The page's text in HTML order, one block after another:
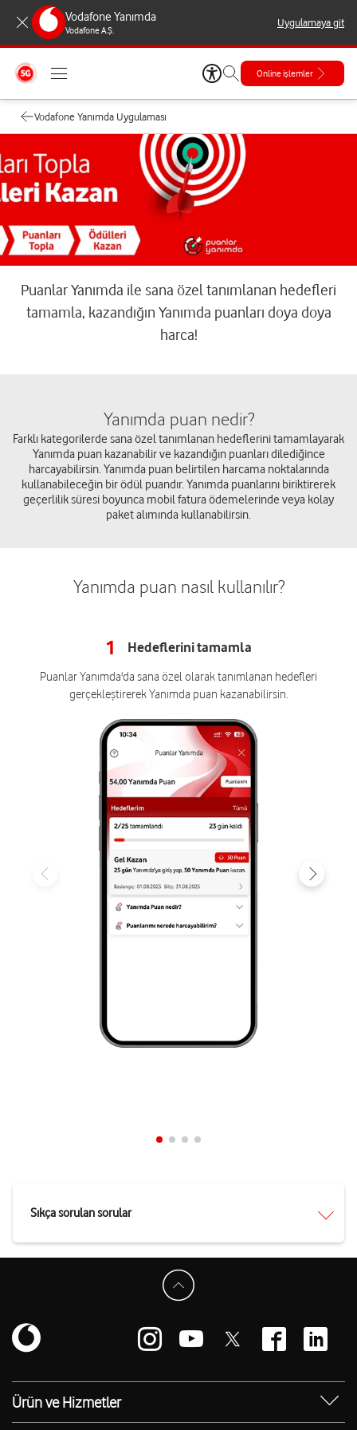
Vodafone Yanımda
Vodafone A.Ş.
Uygulamaya git
Online işlemler
Vodafone Yanımda Uygulaması
Puanlar Yanımda ile sana özel tanımlanan hedefleri
tamamla, kazandığın Yanımda puanları doya doya
harca!
Yanımda puan nedir?
Farklı kategorilerde sana özel tanımlanan hedeflerini tamamlayarak
Yanımda puan kazanabilir ve kazandığın puanları dilediğince
harcayabilirsin. Yanımda puan belirtilen harcama noktalarında
kullanabileceğin bir ödül puandır. Yanımda puanlarını biriktirerek
geçerlilik süresi boyunca mobil fatura ödemelerinde veya kolay
paket alımında kullanabilirsin.
Yanımda puan nasıl kullanılır?
1 Hedeflerini tamamla
Puanlar Yanımda'da sana özel olarak tanımlanan hedefleri
gerçekleştirerek Yanımda puan kazanabilirsin.
Sıkça sorulan sorular
Ürün ve Hizmetler
Yanımda Uygulaması